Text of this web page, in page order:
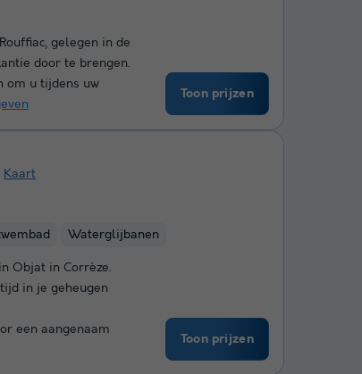
gelegen in de
door te brengen.
om u tijdens uw
Toon prijzen
Kaart
Waterglijbanen
Objat in Corrèze.
in je geheugen
een aangenaam
Toon prijzen